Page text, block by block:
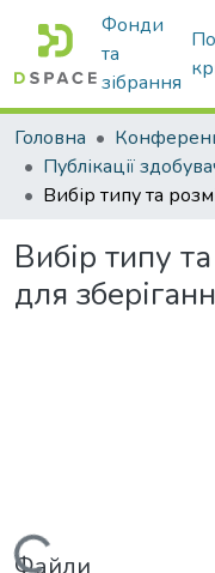
Фонди
та
зібрання
Головна
Вибір типу
для
Файли